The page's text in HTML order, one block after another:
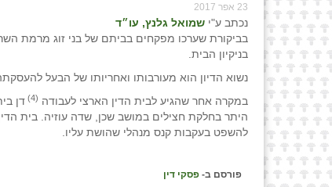
23 אפר 2017
נכתב ע"י שמואל גלנץ, עו״ד
בביקורת שערכו מפקחים בביתם של בני זוג מרמת
בניקיון הבית.
נשוא הדיון הוא מעורבותו ואחריותו של הבעל
במקרה אחר שהגיע לבית הדין הארצי לעבודה (4)
להשפט בעקבות קנס מנהלי שהושת עליו.
פורסם ב- פסקי דין